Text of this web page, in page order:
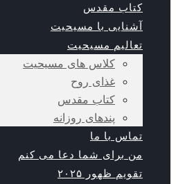
کتاب مقدس
آشنایی با مسیحیت
تعالیم مسیحیت
کلاس های مسیحیت
غذای روح
کتاب مقدس
پندهای روزانه
تماس با ما
من برای شما دعا می کنم
تقویم ظهور ۲۰۲۵